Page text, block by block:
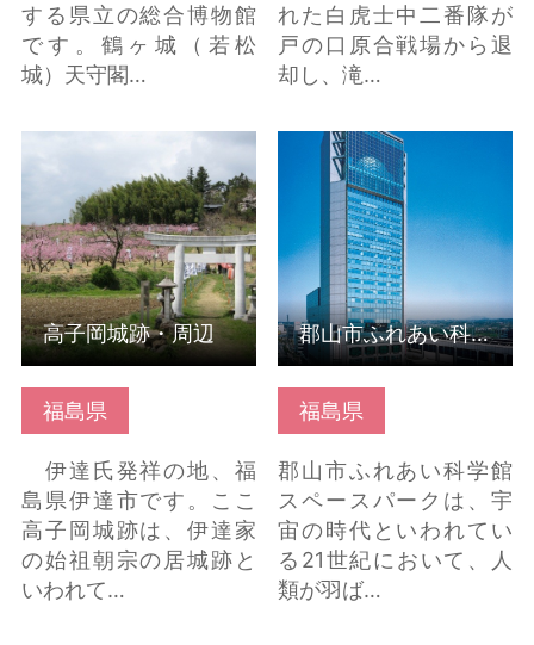
する県立の総合博物館
です。鶴ヶ城（若松
城）天守閣…
れた白虎士中二番隊が
戸の口原合戦場から退
却し、滝…
福島県
伊達氏発祥の地、福
島県伊達市です。ここ
高子岡城跡は、伊達家
の始祖朝宗の居城跡と
いわれて…
高子岡城跡・周辺 の詳
細はこちら
高子岡城跡・周辺
福島県
郡山市ふれあい科学館
スペースパークは、宇
宙の時代といわれてい
る21世紀において、人
類が羽ば…
郡山市ふれあい科学館
の詳細はこちら
郡山市ふれあい科学館